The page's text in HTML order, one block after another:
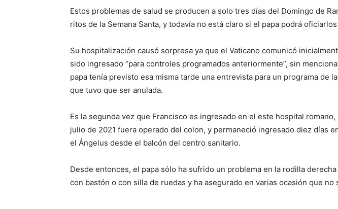
Estos problemas de salud se producen a solo tres días del Domingo de
ritos de la Semana Santa, y todavía no está claro si el papa podrá
Su hospitalización causó sorpresa ya que el Vaticano comunicó
sido ingresado “para controles programados anteriormente”, sin
papa tenía previsto esa misma tarde una entrevista para un programa de
que tuvo que ser anulada.
Es la segunda vez que Francisco es ingresado en el este hospital
julio de 2021 fuera operado del colon, y permaneció ingresado diez días
el Ángelus desde el balcón del centro sanitario.
Desde entonces, el papa sólo ha sufrido un problema en la rodilla
con bastón o con silla de ruedas y ha asegurado en varias ocasión que no